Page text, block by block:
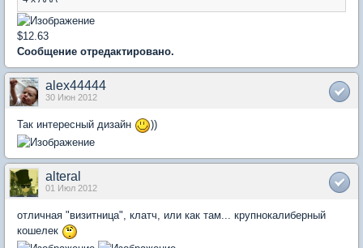
$12.63
Сообщение отредактировано.
alex44444
30 Июн 2012
Так интересный дизайн ))
alteral
01 Июл 2012
отличная "визитница", клатч, или как там... крупнокалиберный
кошелек